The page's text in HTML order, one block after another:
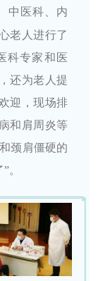
中医科、内
老人进行了
科专家和医
还为老人提
迎，现场排
和肩周炎等
颈肩僵硬的
”。